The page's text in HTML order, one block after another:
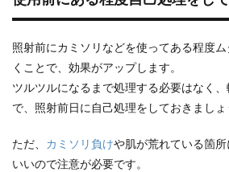
照射前にカミソリなどを使ってある程度
くことで、効果がアップします。
ツルツルになるまで処理する必要はなく
で、照射前日に自己処理をしておきましょ
ただ、 カミソリ負けや肌が荒れている箇
いいので注意が必要です。